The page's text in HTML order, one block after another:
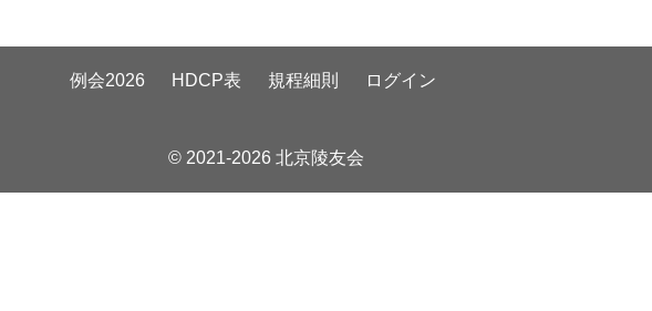
例会2026 HDCP表 規程細則 ログイン
© 2021-2026 北京陵友会